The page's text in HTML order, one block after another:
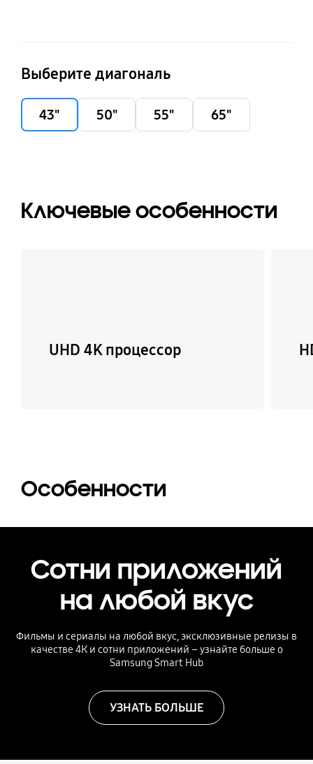
Выберите диагональ
43" 50" 55" 65"
Ключевые особенности
UHD 4K процессор
Особенности
Сотни приложений
на любой вкус
Фильмы и сериалы на любой вкус, эксклюзивные релизы в
качестве 4К и сотни приложений – узнайте больше о
Samsung Smart Hub
УЗНАТЬ БОЛЬШЕ